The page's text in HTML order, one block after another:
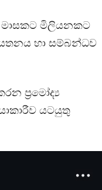
මාසකට මිලියනකට
හා සම්බන්ධව
ප්‍රමෝද්‍ය
යටයුතු